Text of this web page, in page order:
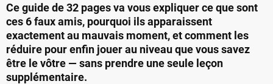
Ce guide de 32 pages va vous expliquer ce que sont
ces 6 faux amis, pourquoi ils apparaissent
exactement au mauvais moment, et comment les
réduire pour enfin jouer au niveau que vous savez
être le vôtre — sans prendre une seule leçon
supplémentaire.